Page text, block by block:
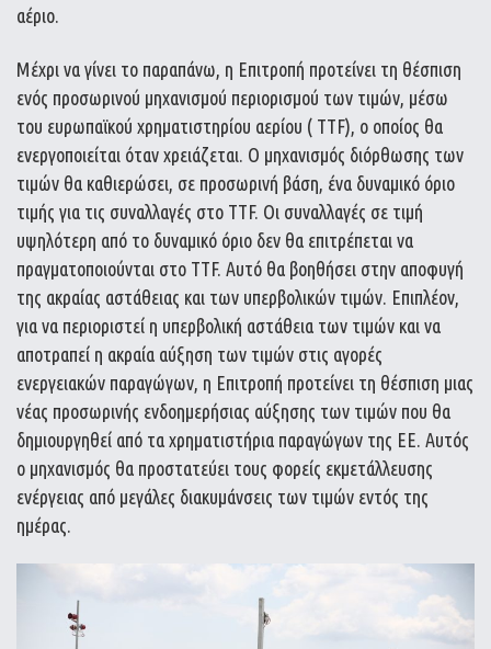
αέριο.
Μέχρι να γίνει το παραπάνω, η Επιτροπή προτείνει τη θέσπιση
ενός προσωρινού μηχανισμού περιορισμού των τιμών, μέσω
του ευρωπαϊκού χρηματιστηρίου αερίου ( TTF), ο οποίος θα
ενεργοποιείται όταν χρειάζεται. Ο μηχανισμός διόρθωσης των
τιμών θα καθιερώσει, σε προσωρινή βάση, ένα δυναμικό όριο
τιμής για τις συναλλαγές στο TTF. Οι συναλλαγές σε τιμή
υψηλότερη από το δυναμικό όριο δεν θα επιτρέπεται να
πραγματοποιούνται στο TTF. Αυτό θα βοηθήσει στην αποφυγή
της ακραίας αστάθειας και των υπερβολικών τιμών. Επιπλέον,
για να περιοριστεί η υπερβολική αστάθεια των τιμών και να
αποτραπεί η ακραία αύξηση των τιμών στις αγορές
ενεργειακών παραγώγων, η Επιτροπή προτείνει τη θέσπιση μιας
νέας προσωρινής ενδοημερήσιας αύξησης των τιμών που θα
δημιουργηθεί από τα χρηματιστήρια παραγώγων της ΕΕ. Αυτός
ο μηχανισμός θα προστατεύει τους φορείς εκμετάλλευσης
ενέργειας από μεγάλες διακυμάνσεις των τιμών εντός της
ημέρας.